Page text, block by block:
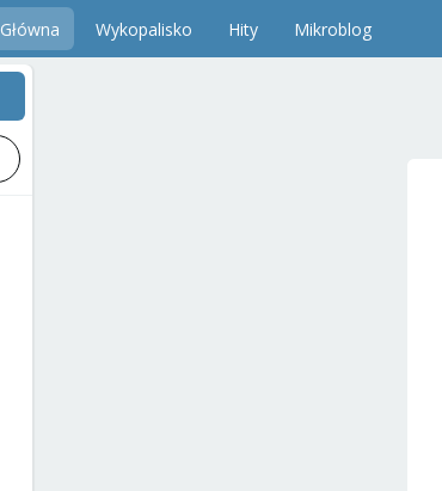
Główna Wykopalisko Hity Mikroblog